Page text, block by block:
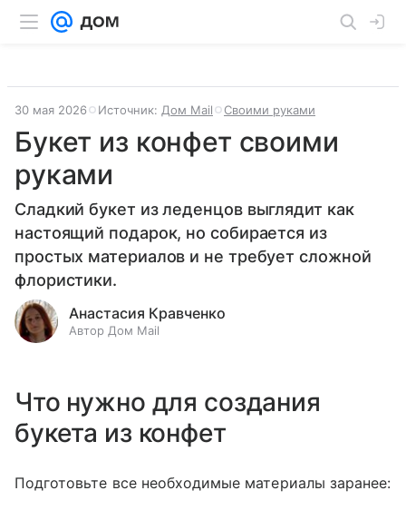
30 мая 2026 Источник: Дом Mail Своими руками
Букет из конфет своими
руками
Сладкий букет из леденцов выглядит как
настоящий подарок, но собирается из
простых материалов и не требует сложной
флористики.
Анастасия Кравченко
Автор Дом Mail
Что нужно для создания
букета из конфет
Подготовьте все необходимые материалы заранее: